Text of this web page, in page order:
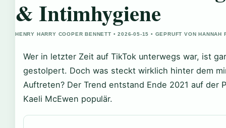
& Intimhygiene
HENRY HARRY COOPER BENNETT • 2026-05-15 • GEPRUFT VON HANNAH
Wer in letzter Zeit auf TikTok unterwegs war, ist
gestolpert. Doch was steckt wirklich hinter dem
Auftreten? Der Trend entstand Ende 2021 auf der
Kaeli McEwen populär.